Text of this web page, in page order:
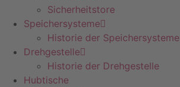
Sicherheitstore
Speichersysteme
Historie der Speichersysteme
Drehgestelle
Historie der Drehgestelle
Hubtische